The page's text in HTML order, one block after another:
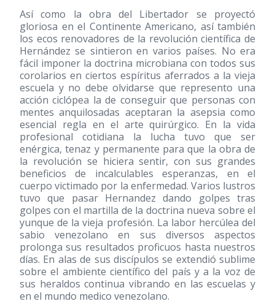
Así como la obra del Libertador se proyectó
gloriosa en el Continente Americano, así también
los ecos renovadores de la revolución científica de
Hernández se sintieron en varios países. No era
fácil imponer la doctrina microbiana con todos sus
corolarios en ciertos espíritus aferrados a la vieja
escuela y no debe olvidarse que represento una
acción ciclópea la de conseguir que personas con
mentes anquilosadas aceptaran la asepsia como
esencial regla en el arte quirúrgico. En la vida
profesional cotidiana la lucha tuvo que ser
enérgica, tenaz y permanente para que la obra de
la revolución se hiciera sentir, con sus grandes
beneficios de incalculables esperanzas, en el
cuerpo victimado por la enfermedad. Varios lustros
tuvo que pasar Hernandez dando golpes tras
golpes con el martilla de la doctrina nueva sobre el
yunque de la vieja profesión. La labor hercúlea del
sabio venezolano en sus diversos aspectos
prolonga sus resultados proficuos hasta nuestros
días. En alas de sus discípulos se extendió sublime
sobre el ambiente científico del país y a la voz de
sus heraldos continua vibrando en las escuelas y
en el mundo medico venezolano.